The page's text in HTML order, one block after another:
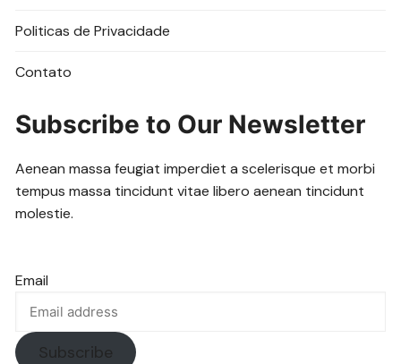
Politicas de Privacidade
Contato
Subscribe to Our Newsletter
Aenean massa feugiat imperdiet a scelerisque et morbi
tempus massa tincidunt vitae libero aenean tincidunt
molestie.
Email
Subscribe